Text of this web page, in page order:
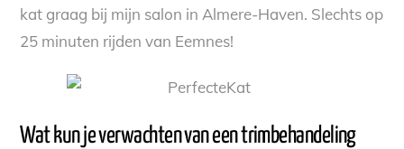
kat graag bij mijn salon in Almere-Haven. Slechts op
25 minuten rijden van Eemnes!
Wat kun je verwachten van een trimbehandeling